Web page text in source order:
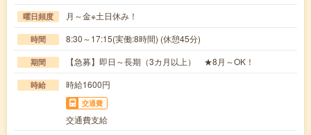
曜日頻度 月～金※土日休み！
時間 8:30～17:15(実働:8時間) (休憩45分)
期間 【急募】即日～長期（3カ月以上） ★8月～OK！
時給 時給1600円
交通費
交通費支給